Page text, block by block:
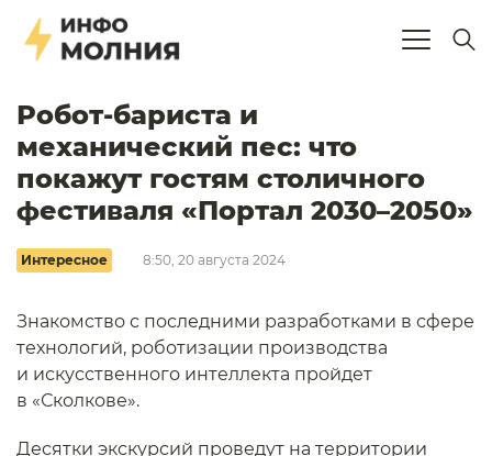
Робот-бариста и
механический пес: что
покажут гостям столичного
фестиваля «Портал 2030–2050»
Интересное 8:50, 20 августа 2024
Знакомство с последними разработками в сфере
технологий, роботизации производства
и искусственного интеллекта пройдет
в «Сколкове».
Десятки экскурсий проведут на территории